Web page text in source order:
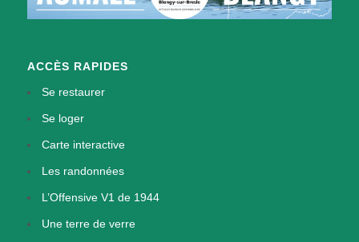
ACCÈS RAPIDES
Se restaurer
Se loger
Carte interactive
Les randonnées
L’Offensive V1 de 1944
Une terre de verre